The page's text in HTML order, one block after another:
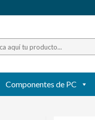
Componentes de PC